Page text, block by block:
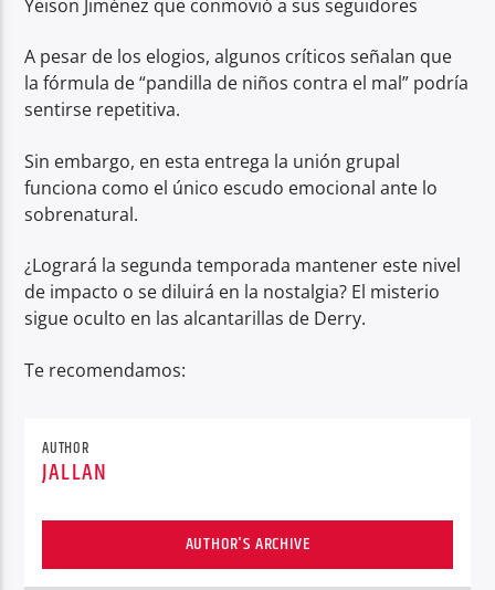
Yeison Jiménez que conmovió a sus seguidores
A pesar de los elogios, algunos críticos señalan que
la fórmula de “pandilla de niños contra el mal” podría
sentirse repetitiva.
Sin embargo, en esta entrega la unión grupal
funciona como el único escudo emocional ante lo
sobrenatural.
¿Logrará la segunda temporada mantener este nivel
de impacto o se diluirá en la nostalgia? El misterio
sigue oculto en las alcantarillas de Derry.
Te recomendamos:
AUTHOR
JALLAN
AUTHOR'S ARCHIVE